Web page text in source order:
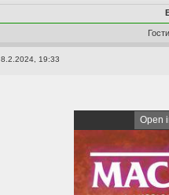
8.2.2024, 19:33
Open